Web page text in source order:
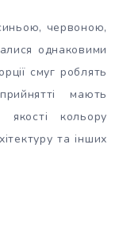
червоною,
однаковими
смуг роблять
мають
якості кольору
та інших